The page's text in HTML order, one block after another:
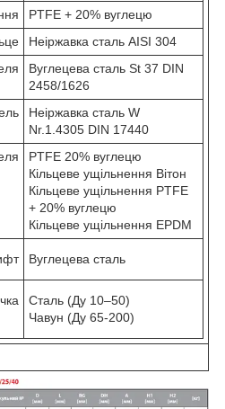
PTFE + 20% вуглецю
Неіржавка сталь AISI 304
Вуглецева сталь St 37 DIN
2458/1626
Неіржавка сталь W
Nr.1.4305 DIN 17440
PTFE 20% вуглецю
Кільцеве ущільнення Вітон
Кільцеве ущільнення PTFE
+ 20% вуглецю
Кільцеве ущільнення EPDM
Вуглецева сталь
Сталь (Ду 10–50)
Чавун (Ду 65-200)